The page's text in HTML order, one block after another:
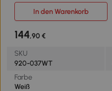
Winkelschreibtisch Regal L-
Form 117 x 83,5 x 76 cm, I-
Weiß, MDF+Metall
In den Warenkorb
144,90 €
SKU
920-037WT
Farbe
Weiß